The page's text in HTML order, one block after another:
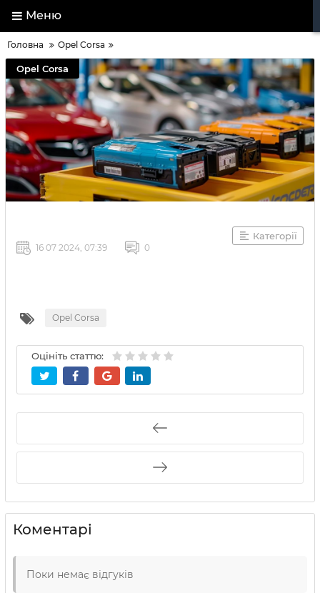
Меню
Головна Opel Corsa
Opel Corsa
Категорії
16 07 2024, 07:39 0
Opel Corsa
Оцініть статтю:
Коментарі
Поки немає відгуків